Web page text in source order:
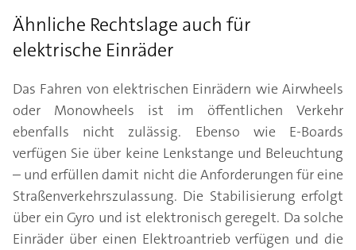
Ähnliche Rechtslage auch für
elektrische Einräder
Das Fahren von elektrischen Einrädern wie Airwheels
oder Monowheels ist im öffentlichen Verkehr
ebenfalls nicht zulässig. Ebenso wie E-Boards
verfügen Sie über keine Lenkstange und Beleuchtung
– und erfüllen damit nicht die Anforderungen für eine
Straßenverkehrszulassung. Die Stabilisierung erfolgt
über ein Gyro und ist elektronisch geregelt. Da solche
Einräder über einen Elektroantrieb verfügen und die